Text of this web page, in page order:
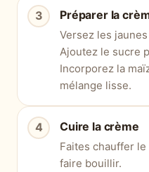
Préparer la
Versez les
Ajoutez le sucre
Incorporez la
mélange lisse.
Cuire la crème
Faites chauffer
faire bouillir.